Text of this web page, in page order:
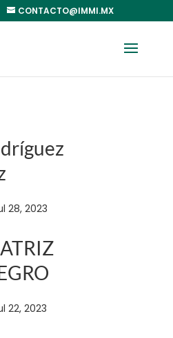
CONTACTO@IMMI.MX
28, 2023
22, 2023